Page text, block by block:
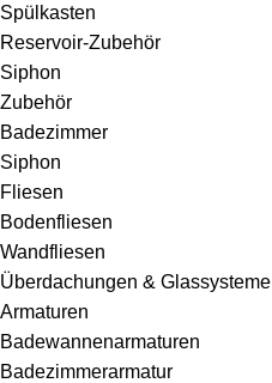
Spülkasten
Reservoir-Zubehör
Siphon
Zubehör
Badezimmer
Siphon
Fliesen
Bodenfliesen
Wandfliesen
Überdachungen & Glassysteme
Armaturen
Badewannenarmaturen
Badezimmerarmatur